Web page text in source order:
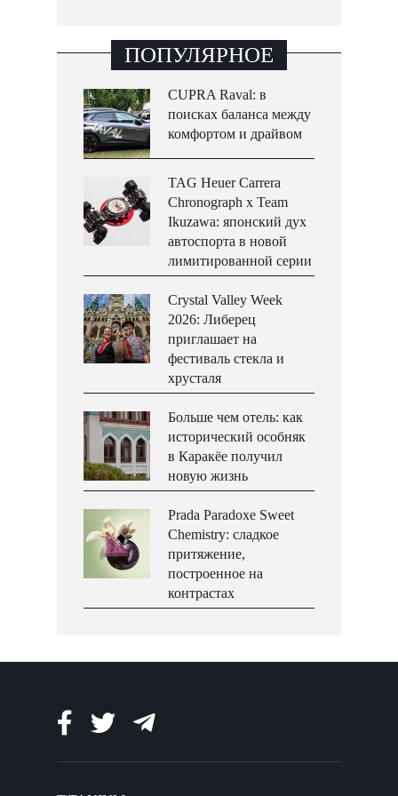
ПОПУЛЯРНОЕ
CUPRA Raval: в
поисках баланса между
комфортом и драйвом
TAG Heuer Carrera
Chronograph x Team
Ikuzawa: японский дух
автоспорта в новой
лимитированной серии
Crystal Valley Week
2026: Либерец
приглашает на
фестиваль стекла и
хрусталя
Больше чем отель: как
исторический особняк
в Каракёе получил
новую жизнь
Prada Paradoxe Sweet
Chemistry: сладкое
притяжение,
построенное на
контрастах